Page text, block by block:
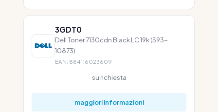
3GDT0
Dell Toner 7130cdn Black LC 19k (593-
10873)
EAN: 884116023609
su richiesta
maggiori informazioni